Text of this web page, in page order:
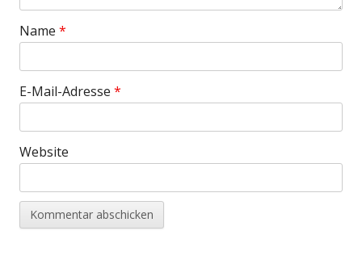
Name *
E-Mail-Adresse *
Website